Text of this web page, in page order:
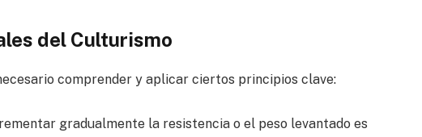
del Culturismo
comprender y aplicar ciertos principios clave:
gradualmente la resistencia o el peso levantado es